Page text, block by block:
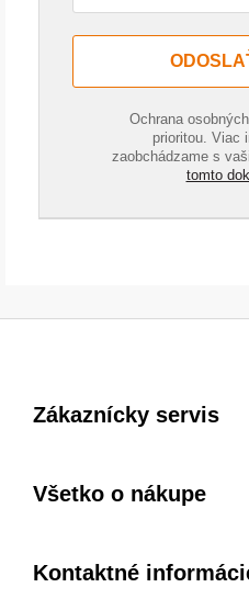
Ochrana
prioritou. Viac
zaobchádzame s
tomto
Zákaznícky servis
Všetko o nákupe
Kontaktné